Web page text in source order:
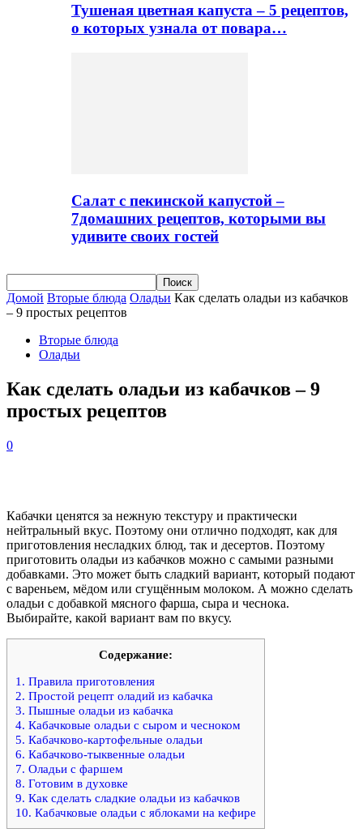
Тушеная цветная капуста – 5 рецептов,
о которых узнала от повара…
Салат с пекинской капустой –
7домашних рецептов, которыми вы
удивите своих гостей
Домой Вторые блюда Оладьи Как сделать оладьи из кабачков
– 9 простых рецептов
Вторые блюда
Оладьи
Как сделать оладьи из кабачков – 9
простых рецептов
0
Кабачки ценятся за нежную текстуру и практически
нейтральный вкус. Поэтому они отлично подходят, как для
приготовления несладких блюд, так и десертов. Поэтому
приготовить оладьи из кабачков можно с самыми разными
добавками. Это может быть сладкий вариант, который подают
с вареньем, мёдом или сгущённым молоком. А можно сделать
оладьи с добавкой мясного фарша, сыра и чеснока.
Выбирайте, какой вариант вам по вкусу.
Содержание:
1. Правила приготовления
2. Простой рецепт оладий из кабачка
3. Пышные оладьи из кабачка
4. Кабачковые оладьи с сыром и чесноком
5. Кабачково-картофельные оладьи
6. Кабачково-тыквенные оладьи
7. Оладьи с фаршем
8. Готовим в духовке
9. Как сделать сладкие оладьи из кабачков
10. Кабачковые оладьи с яблоками на кефире